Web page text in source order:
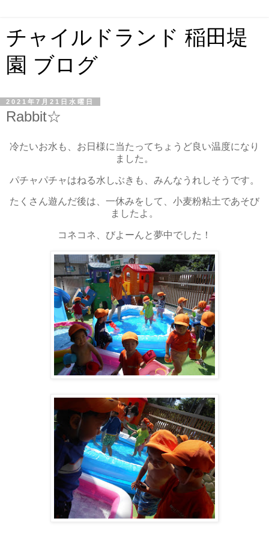
チャイルドランド 稲田堤
園 ブログ
2021年7月21日水曜日
Rabbit☆
冷たいお水も、お日様に当たってちょうど良い温度になり
ました。
パチャパチャはねる水しぶきも、みんなうれしそうです。
たくさん遊んだ後は、一休みをして、小麦粉粘土であそび
ましたよ。
コネコネ、びよーんと夢中でした！